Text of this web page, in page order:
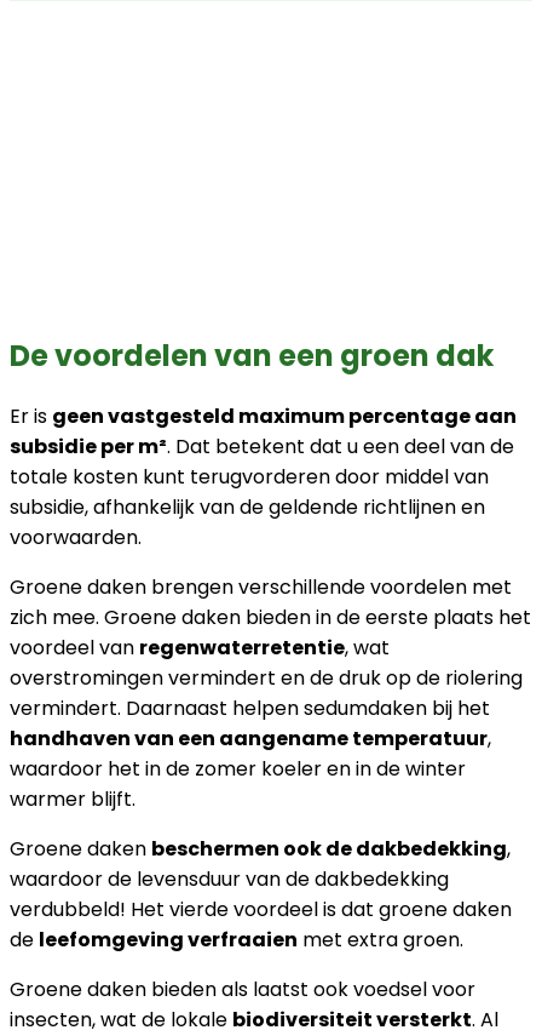
De voordelen van een groen dak
Er is geen vastgesteld maximum percentage aan
subsidie per m². Dat betekent dat u een deel van de
totale kosten kunt terugvorderen door middel van
subsidie, afhankelijk van de geldende richtlijnen en
voorwaarden.
Groene daken brengen verschillende voordelen met
zich mee. Groene daken bieden in de eerste plaats het
voordeel van regenwaterretentie, wat
overstromingen vermindert en de druk op de riolering
vermindert. Daarnaast helpen sedumdaken bij het
handhaven van een aangename temperatuur,
waardoor het in de zomer koeler en in de winter
warmer blijft.
Groene daken beschermen ook de dakbedekking,
waardoor de levensduur van de dakbedekking
verdubbeld! Het vierde voordeel is dat groene daken
de leefomgeving verfraaien met extra groen.
Groene daken bieden als laatst ook voedsel voor
insecten, wat de lokale biodiversiteit versterkt. Al